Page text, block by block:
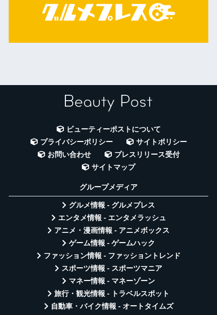
ビューティーポストについて
プライバシーポリシー
サイトポリシー
お問い合わせ
プレスリリース受付
サイトマップ
グループメディア
グルメ情報 - グルメプレス
エンタメ情報 - エンタメラッシュ
アニメ・漫画情報 - アニメボックス
ゲーム情報 - ゲームハック
ファッション情報 - ファッショントレンド
スポーツ情報 - スポーツマニア
マネー情報 - マネーゾーン
旅行・観光情報 - トラベルスポット
自動車・バイク情報 - オートタイムズ